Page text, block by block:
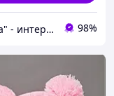
"Simba" - интернет магазин 98%